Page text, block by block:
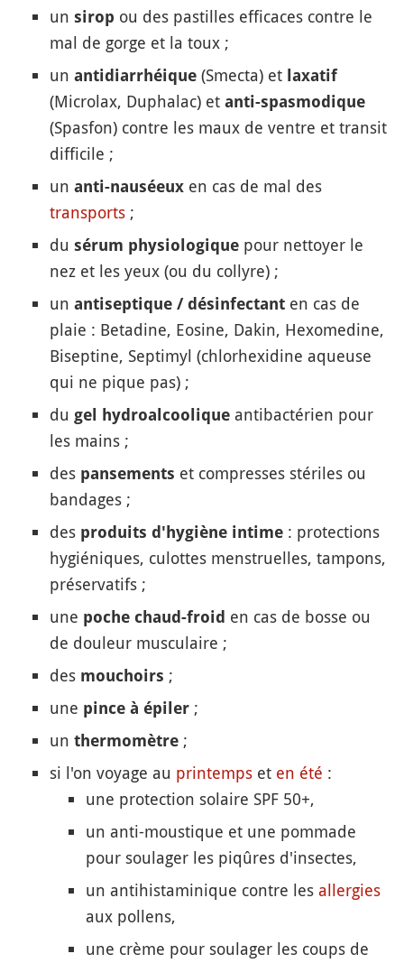
un sirop ou des pastilles efficaces contre le
mal de gorge et la toux ;
un antidiarrhéique (Smecta) et laxatif
(Microlax, Duphalac) et anti-spasmodique
(Spasfon) contre les maux de ventre et transit
difficile ;
un anti-nauséeux en cas de mal des
transports ;
du sérum physiologique pour nettoyer le
nez et les yeux (ou du collyre) ;
un antiseptique / désinfectant en cas de
plaie : Betadine, Eosine, Dakin, Hexomedine,
Biseptine, Septimyl (chlorhexidine aqueuse
qui ne pique pas) ;
du gel hydroalcoolique antibactérien pour
les mains ;
des pansements et compresses stériles ou
bandages ;
des produits d'hygiène intime : protections
hygiéniques, culottes menstruelles, tampons,
préservatifs ;
une poche chaud-froid en cas de bosse ou
de douleur musculaire ;
des mouchoirs ;
une pince à épiler ;
un thermomètre ;
si l'on voyage au printemps et en été :
une protection solaire SPF 50+,
un anti-moustique et une pommade
pour soulager les piqûres d'insectes,
un antihistaminique contre les allergies
aux pollens,
une crème pour soulager les coups de